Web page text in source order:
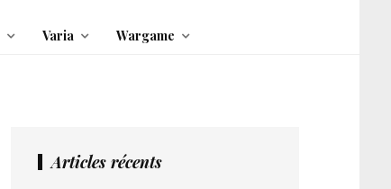
Varia Wargame
Articles récents